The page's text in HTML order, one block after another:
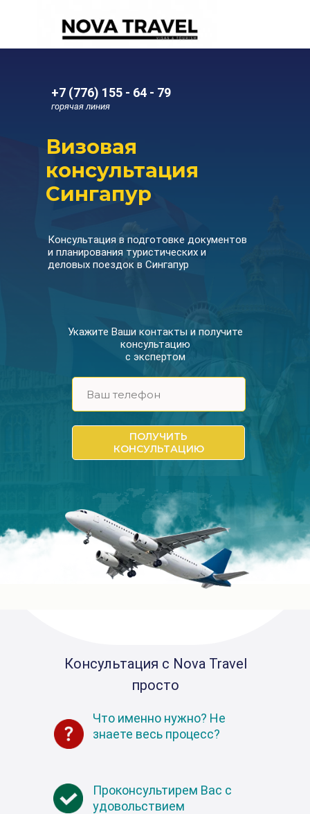
Визовая
консультация
Сингапур
ПОЛУЧИТЬ
КОНСУЛЬТАЦИЮ
Укажите Ваши контакты и получите
консультацию
с экспертом
горячая линия
+7 (776) 155 - 64 - 79
Консультация в подготовке документов
и планирования туристических и
деловых поездок в Сингапур
Консультация с Nova Travel
просто
Что именно нужно? Не
знаете весь процесс?
Проконсультирем Вас с
удовольствием